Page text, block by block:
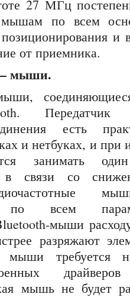
27 МГц
по всем
и
от приемника.
— мыши.
Передатчик
есть
и нетбуках, и при
занимать
в связи со
по всем
мыши
разряжают
требуется
драйверов
мышь не будет